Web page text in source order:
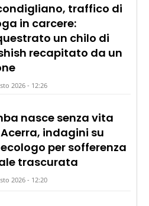
traffico di
in carcere:
un chilo di
recapitato da un
2026 - 12:26
nasce senza vita
indagini su
per sofferenza
trascurata
2026 - 12:20